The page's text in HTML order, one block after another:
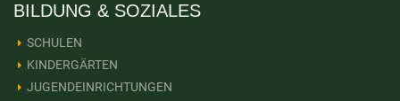
BILDUNG & SOZIALES
SCHULEN
KINDERGÄRTEN
JUGENDEINRICHTUNGEN